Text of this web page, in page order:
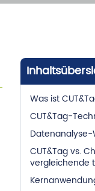
Was ist
CUT&Tag-
Datenanalyse-
CUT&Tag vs.
vergleichende